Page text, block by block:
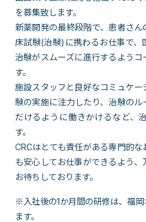
を募集致します。
新薬開発の最終段階で、患者さ
床試験(治験)に携わるお仕事で、
治験がスムーズに進行するよう
す。
施設スタッフと良好なコミュケ
験の実施に注力したり、治験の
だけるように働きかけるなど、
す。
CRCはとても責任がある専門的
も安心してお仕事ができるよう
お待ちしております。
※入社後の1か月間の研修は、福
ます。